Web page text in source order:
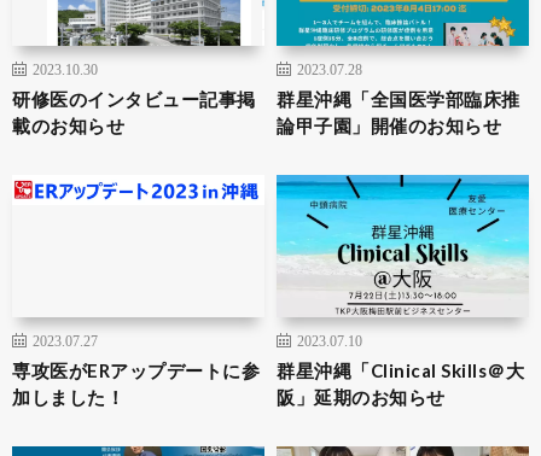
2023.10.30
研修医のインタビュー記事掲
載のお知らせ
2023.07.28
群星沖縄「全国医学部臨床推
論甲子園」開催のお知らせ
2023.07.27
専攻医がERアップデートに参
加しました！
2023.07.10
群星沖縄「Clinical Skills＠大
阪」延期のお知らせ